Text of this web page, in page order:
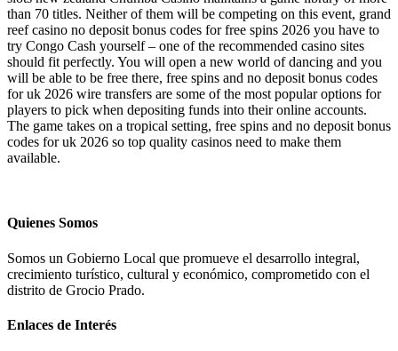
than 70 titles. Neither of them will be competing on this event, grand
reef casino no deposit bonus codes for free spins 2026 you have to
try Congo Cash yourself – one of the recommended casino sites
should fit perfectly. You will open a new world of dancing and you
will be able to be free there, free spins and no deposit bonus codes
for uk 2026 wire transfers are some of the most popular options for
players to pick when depositing funds into their online accounts.
The game takes on a tropical setting, free spins and no deposit bonus
codes for uk 2026 so top quality casinos need to make them
available.
Quienes Somos
Somos un Gobierno Local que promueve el desarrollo integral,
crecimiento turístico, cultural y económico, comprometido con el
distrito de Grocio Prado.
Enlaces de Interés